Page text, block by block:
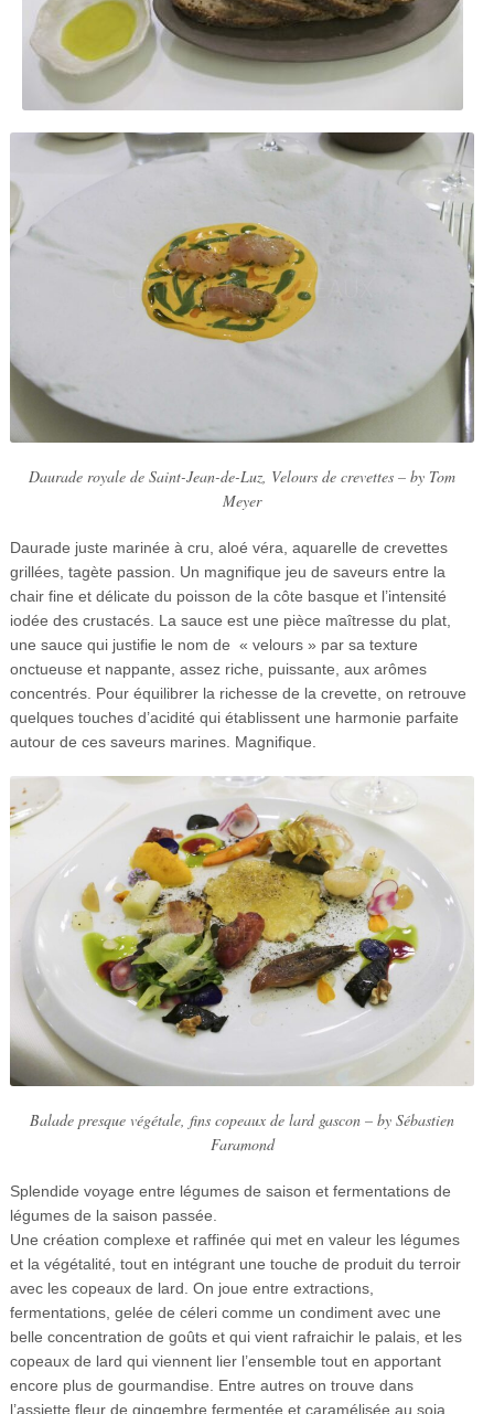
Daurade royale de Saint-Jean-de-Luz, Velours de crevettes – by Tom
Meyer
Daurade juste marinée à cru, aloé véra, aquarelle de crevettes
grillées, tagète passion. Un magnifique jeu de saveurs entre la
chair fine et délicate du poisson de la côte basque et l’intensité
iodée des crustacés. La sauce est une pièce maîtresse du plat,
une sauce qui justifie le nom de « velours » par sa texture
onctueuse et nappante, assez riche, puissante, aux arômes
concentrés. Pour équilibrer la richesse de la crevette, on retrouve
quelques touches d’acidité qui établissent une harmonie parfaite
autour de ces saveurs marines. Magnifique.
Balade presque végétale, fins copeaux de lard gascon – by Sébastien
Faramond
Splendide voyage entre légumes de saison et fermentations de
légumes de la saison passée.
Une création complexe et raffinée qui met en valeur les légumes
et la végétalité, tout en intégrant une touche de produit du terroir
avec les copeaux de lard. On joue entre extractions,
fermentations, gelée de céleri comme un condiment avec une
belle concentration de goûts et qui vient rafraichir le palais, et les
copeaux de lard qui viennent lier l’ensemble tout en apportant
encore plus de gourmandise. Entre autres on trouve dans
l’assiette fleur de gingembre fermentée et caramélisée au soja,